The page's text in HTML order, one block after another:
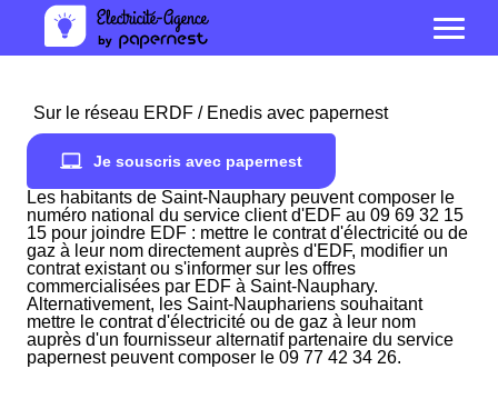
Sur le réseau ERDF / Enedis avec papernest
Je souscris avec papernest
Les habitants de Saint-Nauphary peuvent composer le
numéro national du service client d'EDF au 09 69 32 15
15 pour joindre EDF : mettre le contrat d'électricité ou de
gaz à leur nom directement auprès d'EDF, modifier un
contrat existant ou s'informer sur les offres
commercialisées par EDF à Saint-Nauphary.
Alternativement, les Saint-Nauphariens souhaitant
mettre le contrat d'électricité ou de gaz à leur nom
auprès d'un fournisseur alternatif partenaire du service
papernest peuvent composer le 09 77 42 34 26.